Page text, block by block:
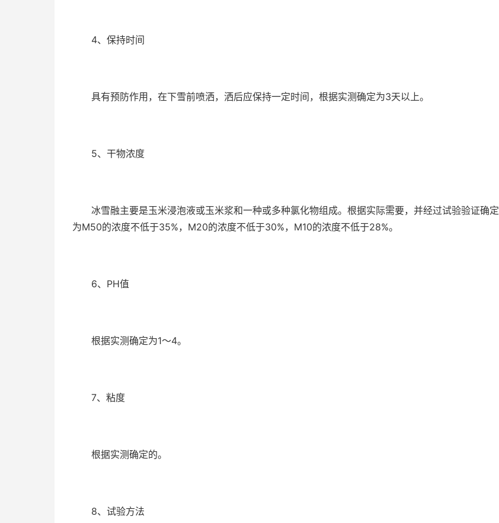
4、保持时间
具有预防作用，在下雪前喷洒，洒后应保持一定时间，根据实测确定为3天以上。
5、干物浓度
冰雪融主要是玉米浸泡液或玉米浆和一种或多种氯化物组成。根据实际需要，并经过试验验证确定
为M50的浓度不低于35%，M20的浓度不低于30%，M10的浓度不低于28%。
6、PH值
根据实测确定为1～4。
7、粘度
根据实测确定的。
8、试验方法